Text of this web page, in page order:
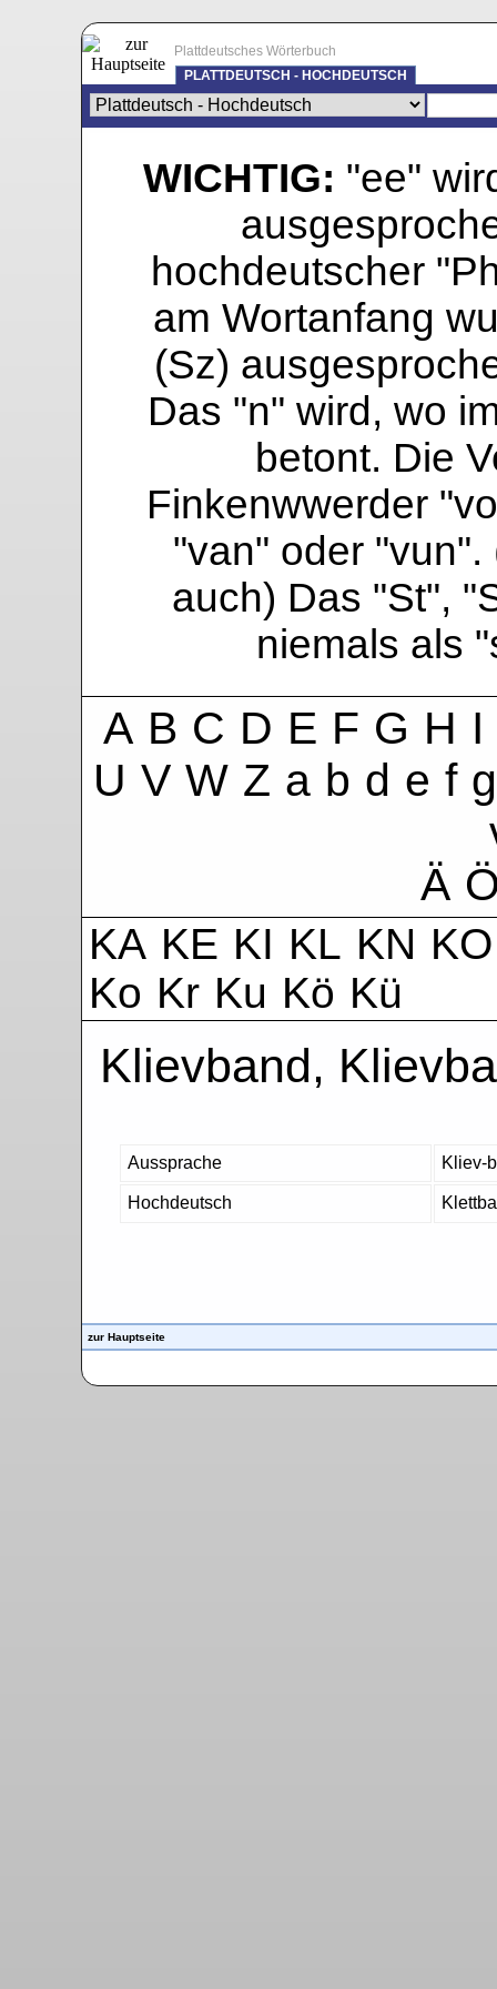
Plattdeutsches Wörterbuch
PLATTDEUTSCH - HOCHDEUTSCH
WICHTIG: "ee"
hochdeutscher
am Wortanfang
(Sz)
Das "n" wird, wo
betont. Die
Finkenwwerder
"van" oder "vun".
auch) Das "St",
niemals als
A B C D E F G H I
U V W Z a b d e f g
Ä
KA KE KI KL KN KO
Ko Kr Ku Kö Kü
Klievband,
Aussprache Kliev-
Hochdeutsch
zur Hauptseite